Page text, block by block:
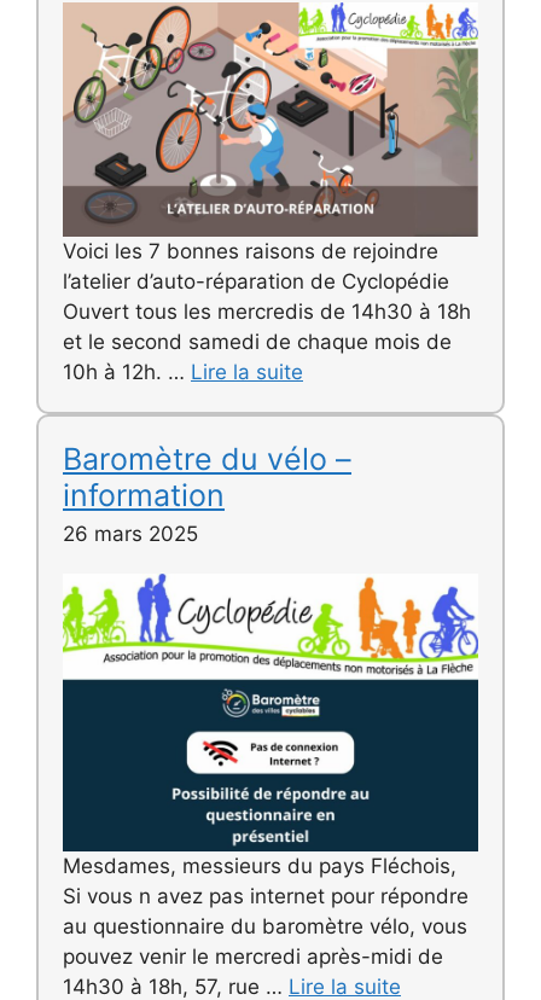
Voici les 7 bonnes raisons de rejoindre
l’atelier d’auto-réparation de Cyclopédie
Ouvert tous les mercredis de 14h30 à 18h
et le second samedi de chaque mois de
10h à 12h. … Lire la suite
Baromètre du vélo –
information
26 mars 2025
Mesdames, messieurs du pays Fléchois,
Si vous n avez pas internet pour répondre
au questionnaire du baromètre vélo, vous
pouvez venir le mercredi après-midi de
14h30 à 18h, 57, rue … Lire la suite